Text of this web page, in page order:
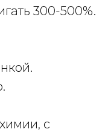
300-500%.
с